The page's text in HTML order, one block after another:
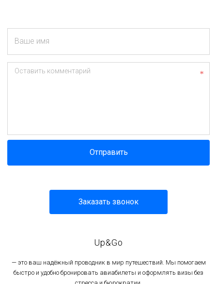
Ваше имя
Оставить комментарий
Отправить
Заказать звонок
Up&Go
— это ваш надёжный проводник в мир путешествий. Мы помогаем
быстро и удобно бронировать авиабилеты и оформлять визы без